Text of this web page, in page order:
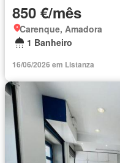
850 €/mês
Carenque, Amadora
1 Banheiro
16/06/2026 em Listanza